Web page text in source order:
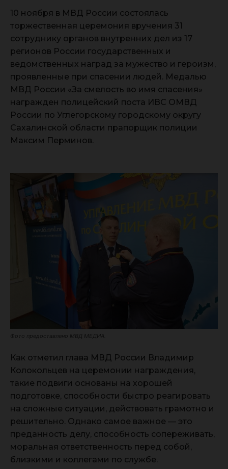
10 ноября в МВД России состоялась
торжественная церемония вручения 31
сотруднику органов внутренних дел из 17
регионов России государственных и
ведомственных наград за мужество и героизм,
проявленные при спасении людей. Медалью
МВД России «За смелость во имя спасения»
награжден полицейский поста ИВС ОМВД
России по Углегорскому городскому округу
Сахалинской области прапорщик полиции
Максим Перминов.
Фото предоставлено МВД МЕДИА.
Как отметил глава МВД России Владимир
Колокольцев на церемонии награждения,
такие подвиги основаны на хорошей
подготовке, способности быстро реагировать
на сложные ситуации, действовать грамотно и
решительно. Однако самое важное — это
преданность делу, способность сопереживать,
моральная ответственность перед собой,
близкими и коллегами по службе.